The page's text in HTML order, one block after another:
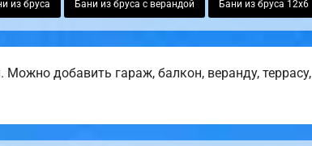
из бруса Бани из бруса с верандой Бани из бруса 12х6
добавить гараж, балкон, веранду, террасу,